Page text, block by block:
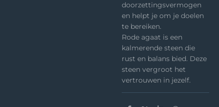
doorzettingsvermogen
en helpt je om je doelen
te bereiken.
Rode agaat is een
kalmerende steen die
rust en balans bied. Deze
steen vergroot het
vertrouwen in jezelf.